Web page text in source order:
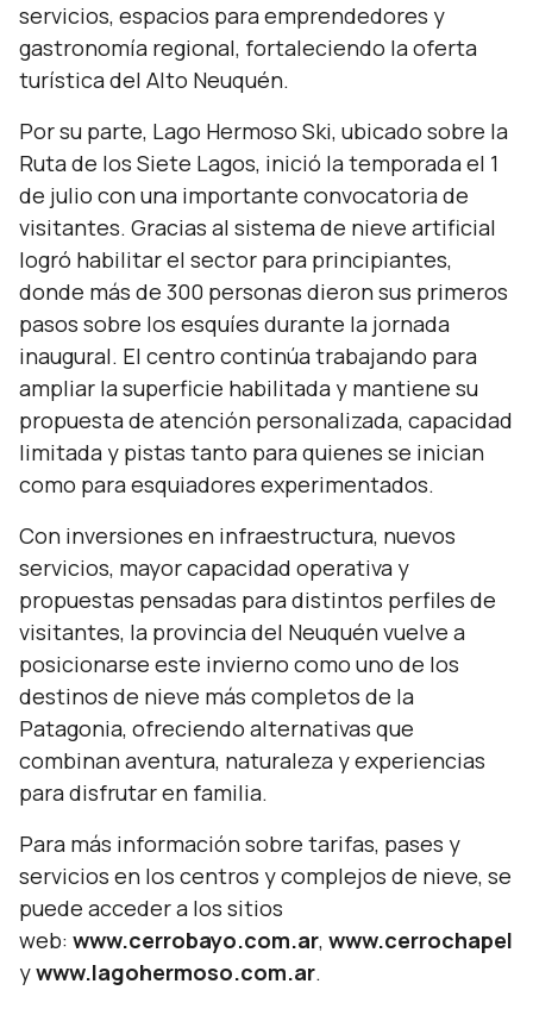
servicios, espacios para emprendedores y
gastronomía regional, fortaleciendo la oferta
turística del Alto Neuquén.
Por su parte, Lago Hermoso Ski, ubicado sobre la
Ruta de los Siete Lagos, inició la temporada el 1
de julio con una importante convocatoria de
visitantes. Gracias al sistema de nieve artificial
logró habilitar el sector para principiantes,
donde más de 300 personas dieron sus primeros
pasos sobre los esquíes durante la jornada
inaugural. El centro continúa trabajando para
ampliar la superficie habilitada y mantiene su
propuesta de atención personalizada, capacidad
limitada y pistas tanto para quienes se inician
como para esquiadores experimentados.
Con inversiones en infraestructura, nuevos
servicios, mayor capacidad operativa y
propuestas pensadas para distintos perfiles de
visitantes, la provincia del Neuquén vuelve a
posicionarse este invierno como uno de los
destinos de nieve más completos de la
Patagonia, ofreciendo alternativas que
combinan aventura, naturaleza y experiencias
para disfrutar en familia.
Para más información sobre tarifas, pases y
servicios en los centros y complejos de nieve, se
puede acceder a los sitios
web: www.cerrobayo.com.ar,
ywww.lagohermoso.com.ar.